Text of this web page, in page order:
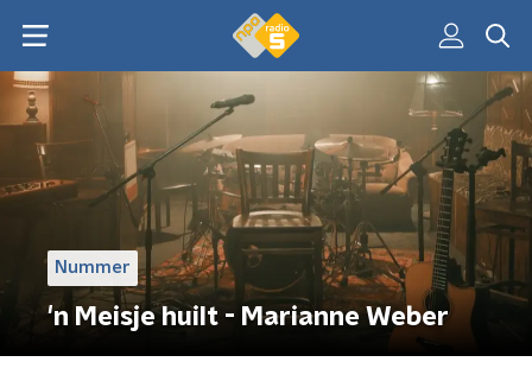
Nummer
'n Meisje huilt - Marianne Weber